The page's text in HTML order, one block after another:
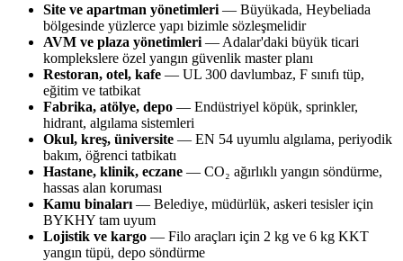
Site ve apartman yönetimleri — Büyükada, Heybeliada
bölgesinde yüzlerce yapı bizimle sözleşmelidir
AVM ve plaza yönetimleri — Adalar'daki büyük ticari
komplekslere özel yangın güvenlik master planı
Restoran, otel, kafe — UL 300 davlumbaz, F sınıfı tüp,
eğitim ve tatbikat
Fabrika, atölye, depo — Endüstriyel köpük, sprinkler,
hidrant, algılama sistemleri
Okul, kreş, üniversite — EN 54 uyumlu algılama, periyodik
bakım, öğrenci tatbikatı
Hastane, klinik, eczane — CO₂ ağırlıklı yangın söndürme,
hassas alan koruması
Kamu binaları — Belediye, müdürlük, askeri tesisler için
BYKHY tam uyum
Lojistik ve kargo — Filo araçları için 2 kg ve 6 kg KKT
yangın tüpü, depo söndürme